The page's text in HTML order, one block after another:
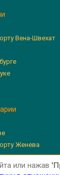
Вена-Швехат
Женева
Цюрих
или нажав